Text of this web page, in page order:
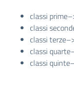
classi
classi
classi
classi
classi